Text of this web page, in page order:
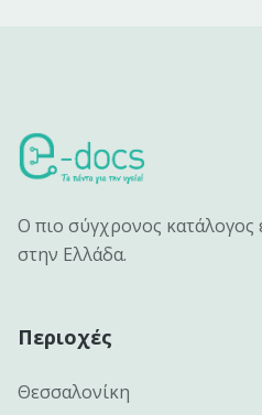
Ο πιο σύγχρονος κατάλογος
στην Ελλάδα.
Περιοχές
Θεσσαλονίκη